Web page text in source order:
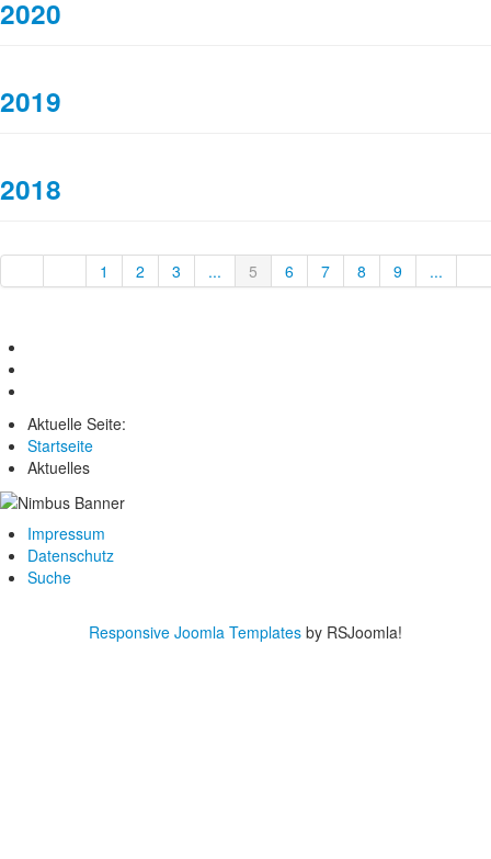
2020
2019
2018
1 2 3 ... 5 6 7 8 9 ...
Aktuelle Seite:
Startseite
Aktuelles
Impressum
Datenschutz
Suche
Responsive Joomla Templates by RSJoomla!